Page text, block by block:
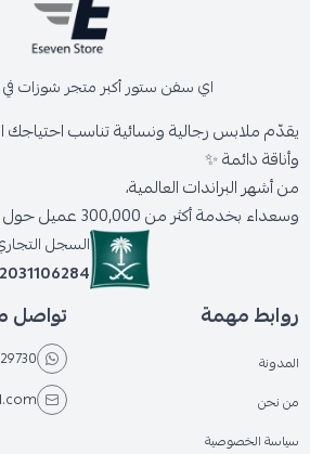
اي سفن ستور أكبر متجر شوزات
يقدّم ملابس رجالية ونسائية تناسب
وأناقة دائمة ✨
من أشهر البراندات العالمية،
وسعداء بخدمة أكثر من 300,000 عميل حول المملكة.
السجل
2031106284
روابط مهمة
المدونة
من نحن
سياسة الخصوصية
تواصل